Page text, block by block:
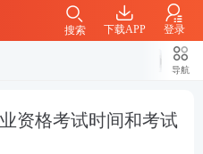
下载APP 登录
搜索
导航
资格考试时间和考试